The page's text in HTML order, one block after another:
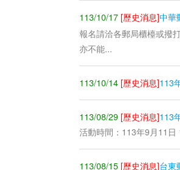
113/10/17 [歷史消息]中華
報名請洽各郵局櫃檯或撥
亦不能...
113/10/14 [歷史消息]113
113/08/29 [歷史消息]113
活動時間：113年9月11
113/08/15 [歷史消息]台東